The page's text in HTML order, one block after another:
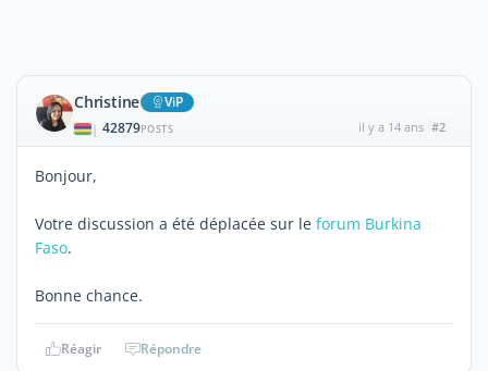
Christine ViP
| 42879POSTS il y a 14 ans #2
Bonjour,
Votre discussion a été déplacée sur le forum Burkina
Faso.
Bonne chance.
Réagir Répondre